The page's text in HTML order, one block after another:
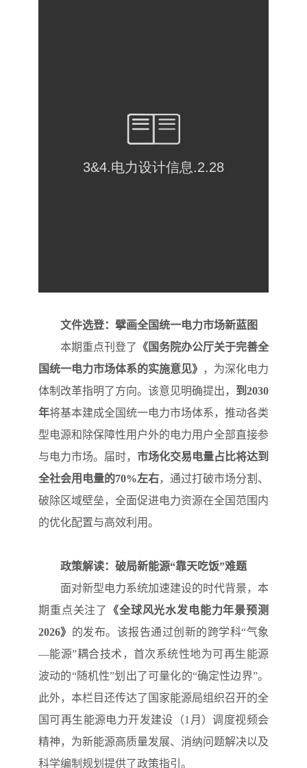
文件选登：擘画全国统一电力市场新蓝图
本期重点刊登了 《国务院办公厅关于完善全
国统一电力市场体系的实施意见》 ，为深化电力
体制改革指明了方向。该意见明确提出， 到2030
年将基本建成全国统一电力市场体系，推动各类
型电源和除保障性用户外的电力用户全部直接参
与电力市场。届时， 市场化交易电量占比将达到
全社会用电量的70%左右，通过打破市场分割、
破除区域壁垒，全面促进电力资源在全国范围内
的优化配置与高效利用。
政策解读：破局新能源“靠天吃饭”难题
面对新型电力系统加速建设的时代背景，本
期重点关注了
《全球风光水发电能力年景预测
2026》 的发布。该报告通过创新的跨学科“气象
—能源”耦合技术，首次系统性地为可再生能源
波动的“随机性”划出了可量化的“确定性边界”。
此外，本栏目还传达了国家能源局组织召开的全
国可再生能源电力开发建设（1月）调度视频会
精神，为新能源高质量发展、消纳问题解决以及
科学编制规划提供了政策指引。